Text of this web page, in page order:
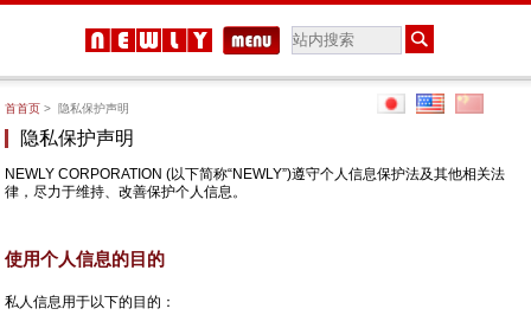
首首页 > 隐私保护声明
隐私保护声明
NEWLY CORPORATION (以下简称“NEWLY”)遵守个人信息保护法及其他相关法
律，尽力于维持、改善保护个人信息。
使用个人信息的目的
私人信息用于以下的目的：